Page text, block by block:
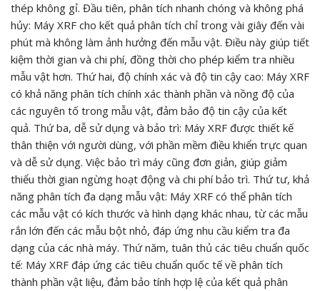
thép không gỉ. Đầu tiên, phân tích nhanh chóng và không phá
hủy: Máy XRF cho kết quả phân tích chỉ trong vài giây đến vài
phút mà không làm ảnh hưởng đến mẫu vật. Điều này giúp tiết
kiệm thời gian và chi phí, đồng thời cho phép kiểm tra nhiều
mẫu vật hơn. Thứ hai, độ chính xác và độ tin cậy cao: Máy XRF
có khả năng phân tích chính xác thành phần và nồng độ của
các nguyên tố trong mẫu vật, đảm bảo độ tin cậy của kết
quả. Thứ ba, dễ sử dụng và bảo trì: Máy XRF được thiết kế
thân thiện với người dùng, với phần mềm điều khiển trực quan
và dễ sử dụng. Việc bảo trì máy cũng đơn giản, giúp giảm
thiểu thời gian ngừng hoạt động và chi phí bảo trì. Thứ tư, khả
năng phân tích đa dạng mẫu vật: Máy XRF có thể phân tích
các mẫu vật có kích thước và hình dạng khác nhau, từ các mẫu
rắn lớn đến các mẫu bột nhỏ, đáp ứng nhu cầu kiểm tra đa
dạng của các nhà máy. Thứ năm, tuân thủ các tiêu chuẩn quốc
tế: Máy XRF đáp ứng các tiêu chuẩn quốc tế về phân tích
thành phần vật liệu, đảm bảo tính hợp lệ của kết quả phân